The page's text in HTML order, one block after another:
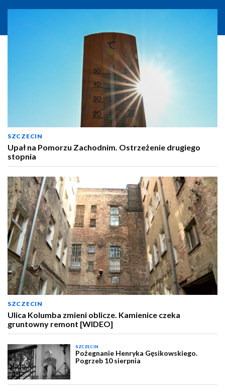
SZCZECIN
Upał na Pomorzu Zachodnim. Ostrzeżenie drugiego
stopnia
SZCZECIN
Ulica Kolumba zmieni oblicze. Kamienice czeka
gruntowny remont [WIDEO]
SZCZECIN
Pożegnanie Henryka Gęsikowskiego.
Pogrzeb 10 sierpnia